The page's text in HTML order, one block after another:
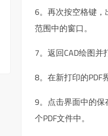
6。再次按空格键
范围中的窗口。
7。返回CAD绘图
8。在新打印的PDF
9。点击界面中的
个PDF文件中。